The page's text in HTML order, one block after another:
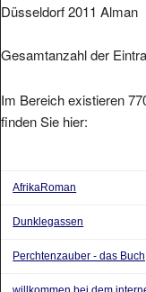
Düsseldorf 2011 Alman
Gesamtanzahl der
Im Bereich existieren
finden Sie hier:
AfrikaRoman
Dunklegassen
Perchtenzauber - das